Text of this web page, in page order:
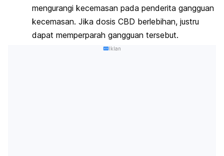
mengurangi kecemasan pada penderita gangguan
kecemasan. Jika dosis CBD berlebihan, justru
dapat memperparah gangguan tersebut.
Iklan